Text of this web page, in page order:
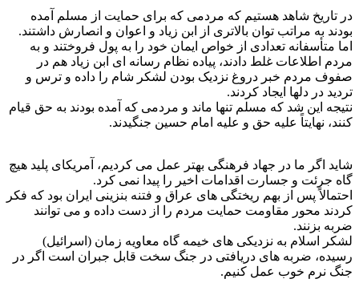
در تاریخ شاهد هستیم که مردمی که برای حمایت از مسلم آمده
بودند به مراتب توان بالاتری از ابن زیاد و اعوان و انصارش داشتند.
اما متأسفانه تعدادی از خواص ایمان خود را به پول فروختند و به
مردم اطلاعات غلط دادند، پیاده نظام رسانه ای ابن زیاد هم در
صفوف مردم خبر دروغ نزدیک بودن لشکر شام را داده و ترس و
تردید در دلها ایجاد کردند.
نتیجه این شد که مسلم تنها ماند و مردمی که آمده بودند به حق قیام
کنند، نهایتاً علیه حق و علیه امام حسین جنگیدند.
شاید اگر ما در جهاد فرهنگی بهتر عمل می کردیم، آمریکای پلید هیچ
گاه جرئت و جسارت اقدامات اخیر را پیدا نمی کرد.
احتمالاً پس از بهم ریختگی های عراق و فتنه بنزینی ایران بود که فکر
کردند محور مقاومت حمایت مردم را از دست داده و می توانند
ضربه بزنند.
لشکر اسلام به نزدیکی های خیمه گاه معاویه زمان (اسرائیل)
رسیده، ضربه های دریافتی در جنگ سخت قابل جبران است اگر در
جنگ نرم خوب عمل کنیم.